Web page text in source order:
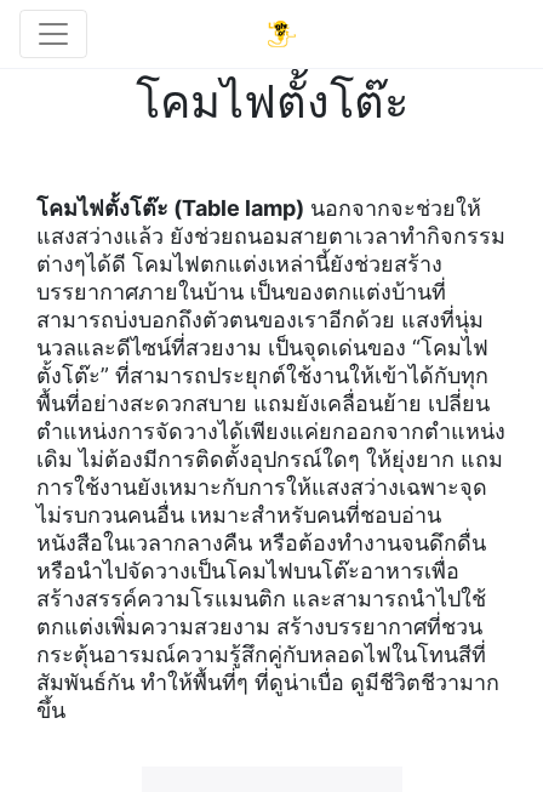
โคมไฟตั้งโต๊ะ
โคมไฟตั้งโต๊ะ (Table lamp) นอกจากจะช่วยให้
แสงสว่างแล้ว ยังช่วยถนอมสายตาเวลาทำกิจกรรม
ต่างๆได้ดี โคมไฟตกแต่งเหล่านี้ยังช่วยสร้าง
บรรยากาศภายในบ้าน เป็นของตกแต่งบ้านที่
สามารถบ่งบอกถึงตัวตนของเราอีกด้วย แสงที่นุ่ม
นวลและดีไซน์ที่สวยงาม เป็นจุดเด่นของ “โคมไฟ
ตั้งโต๊ะ” ที่สามารถประยุกต์ใช้งานให้เข้าได้กับทุก
พื้นที่อย่างสะดวกสบาย แถมยังเคลื่อนย้าย เปลี่ยน
ตำแหน่งการจัดวางได้เพียงแค่ยกออกจากตำแหน่ง
เดิม ไม่ต้องมีการติดตั้งอุปกรณ์ใดๆ ให้ยุ่งยาก แถม
การใช้งานยังเหมาะกับการให้แสงสว่างเฉพาะจุด
ไม่รบกวนคนอื่น เหมาะสำหรับคนที่ชอบอ่าน
หนังสือในเวลากลางคืน หรือต้องทำงานจนดึกดื่น
หรือนำไปจัดวางเป็นโคมไฟบนโต๊ะอาหารเพื่อ
สร้างสรรค์ความโรแมนติก และสามารถนำไปใช้
ตกแต่งเพิ่มความสวยงาม สร้างบรรยากาศที่ชวน
กระตุ้นอารมณ์ความรู้สึกคู่กับหลอดไฟในโทนสีที่
สัมพันธ์กัน ทำให้พื้นที่ๆ ที่ดูน่าเบื่อ ดูมีชีวิตชีวามาก
ขึ้น